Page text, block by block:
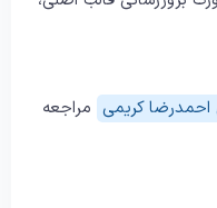
کریمی مراجعه